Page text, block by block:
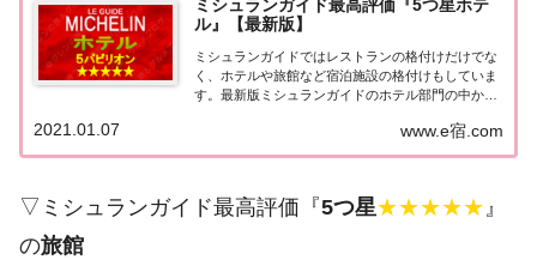
ミシュランガイド最高評価『5つ星ホテ
ル』【最新版】
ミシュランガイドではレストランの格付けだけでな
く、ホテルや旅館など宿泊施設の格付けもしていま
す。最新版ミシュランガイドのホテル部門の中から
をまとめてみました♪ いずれのホテルも人気ランキ
ングなどで常に上位を賑わす有名ホテル。各ホテル
www.e宿.com
2021.01.07
▽ミシュランガイド最高評価『5つ星★★★★★』
の旅館